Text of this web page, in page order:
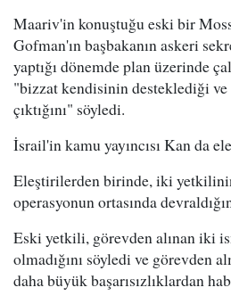
Maariv'in konuştuğu eski bir
Gofman'ın başbakanın askeri
yaptığı dönemde plan üzerinde
"bizzat kendisinin desteklediği
çıktığını" söyledi.
İsrail'in kamu yayıncısı Kan da
Eleştirilerden birinde, iki
operasyonun ortasında
Eski yetkili, görevden alınan iki
olmadığını söyledi ve görevden
daha büyük başarısızlıklardan